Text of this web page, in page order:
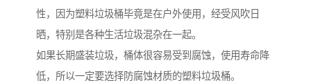
性，因为塑料垃圾桶毕竟是在户外使用，经受风吹日
晒，特别是各种生活垃圾混杂在一起。
如果长期盛装垃圾，桶体很容易受到腐蚀，使用寿命降
低，所以一定要选择防腐蚀材质的塑料垃圾桶。